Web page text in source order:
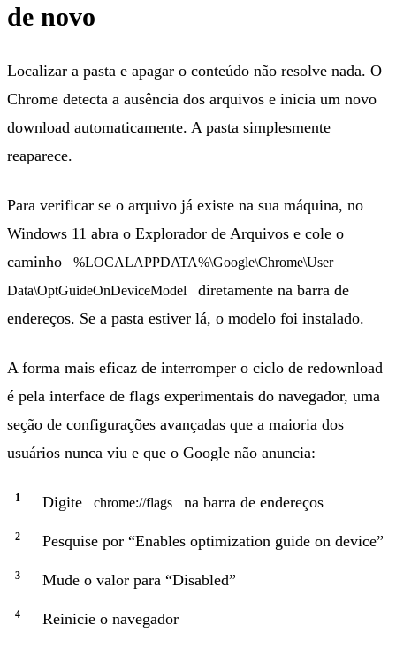
de novo
Localizar a pasta e apagar o conteúdo não resolve nada. O
Chrome detecta a ausência dos arquivos e inicia um novo
download automaticamente. A pasta simplesmente
reaparece.
Para verificar se o arquivo já existe na sua máquina, no
Windows 11 abra o Explorador de Arquivos e cole o
caminho
%LOCALAPPDATA%\Google\Chrome\User
Data\OptGuideOnDeviceModel
diretamente na barra de
endereços. Se a pasta estiver lá, o modelo foi instalado.
A forma mais eficaz de interromper o ciclo de redownload
é pela interface de flags experimentais do navegador, uma
seção de configurações avançadas que a maioria dos
usuários nunca viu e que o Google não anuncia:
Digite chrome://flags na barra de endereços
Pesquise por “Enables optimization guide on device”
Mude o valor para “Disabled”
Reinicie o navegador